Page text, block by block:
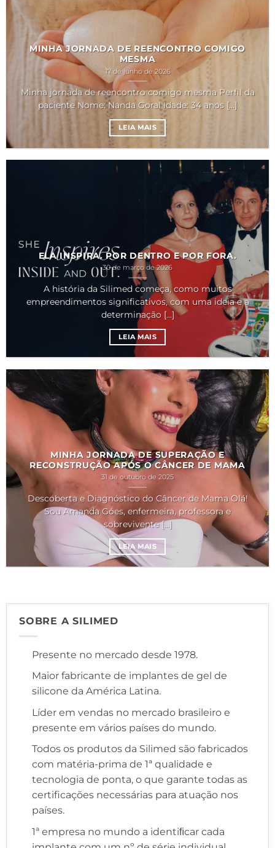
MINHA JORNADA DE REENCONTRO COMIGO
MESMA
17 de junho de 2026
Minha jornada de reencontro comigo mesma Perfil da
paciente Nome: Nanda Goral Idade: 34 anos [...]
LEIA MAIS
ELA INSPIRA. POR DENTRO E POR FORA.
30 de março de 2026
A história da Silimed começa, como muitos
empreendimentos significativos, com uma ideia e a
determinação [...]
LEIA MAIS
MINHA JORNADA DE SUPERAÇÃO E
RECONSTRUÇÃO APÓS O CÂNCER DE MAMA
31 de outubro de 2025
Descoberta e Diagnóstico do Câncer de Mama Olá!
Sou Amanda Góes, enfermeira, professora e
sobrevivente [...]
LEIA MAIS
SOBRE A SILIMED
Presente no mercado desde 1978.
Maior fabricante de implantes de gel de
silicone da América Latina.
Líder em vendas no mercado brasileiro e
presente em vários países do mundo.
Todos os produtos da Silimed são fabricados
com matéria-prima de 1ª qualidade e
tecnologia de ponta, o que garante todas as
certificações necessárias para atuação nos
países.
1ª empresa no mundo a identiﬁcar cada